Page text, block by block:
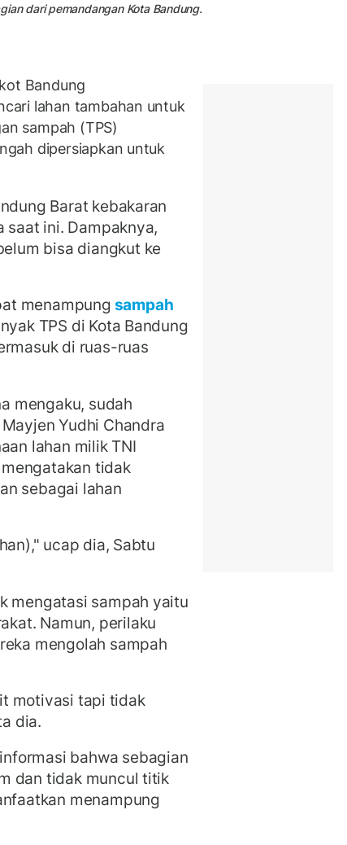
dari pemandangan Kota Bandung.
Bandung
lahan tambahan untuk
sampah (TPS)
dipersiapkan untuk
Barat kebakaran
ini. Dampaknya,
bisa diangkut ke
menampung sampah
TPS di Kota Bandung
di ruas-ruas
mengaku, sudah
Yudhi Chandra
lahan milik TNI
tidak
sebagai lahan
ucap dia, Sabtu
mengatasi sampah yaitu
Namun, perilaku
mengolah sampah
motivasi tapi tidak
dia.
bahwa sebagian
dan tidak muncul titik
menampung